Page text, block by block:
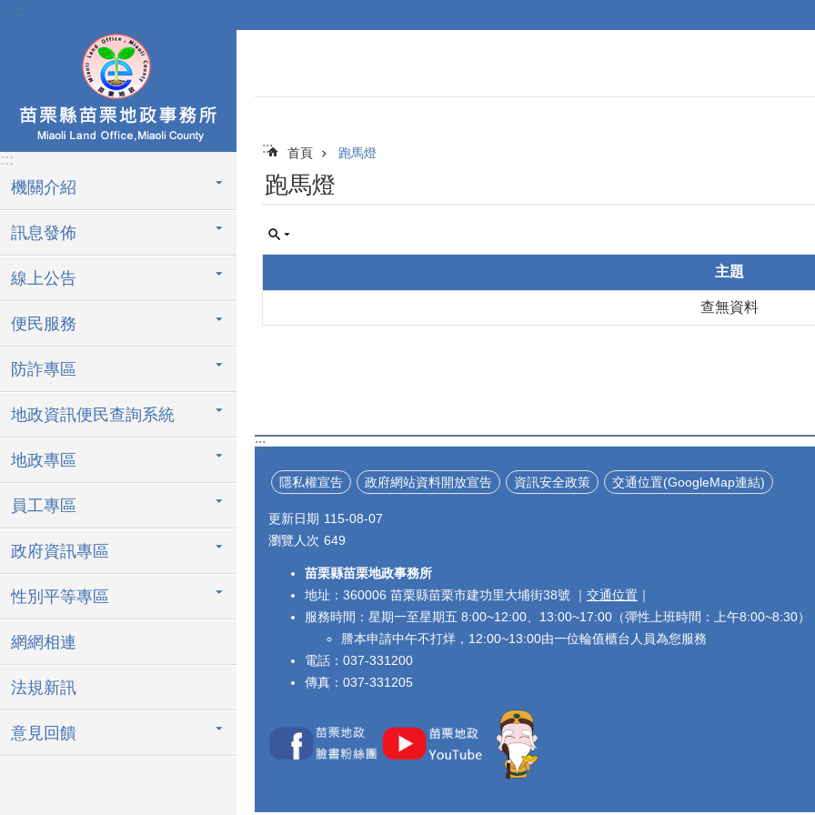
跳到主要內容區塊
:::
:::
機關介紹
訊息發佈
線上公告
便民服務
防詐專區
地政資訊便民查詢系統
地政專區
員工專區
政府資訊專區
性別平等專區
網網相連
法規新訊
意見回饋
::: 首頁 跑馬燈
跑馬燈
主題
查無資料
:::
隱私權宣告 政府網站資料開放宣告 資訊安全政策 交通位置(GoogleMap連結)
更新日期 115-08-07
瀏覽人次 649
苗栗縣苗栗地政事務所
地址：360006 苗栗縣苗栗市建功里大埔街38號 ｜ 交通位置 ｜
服務時間：星期一至星期五 8:00~12:00、13:00~17:00（彈性上班時間：上午8:00~8:30）
謄本申請中午不打烊，12:00~13:00由一位輪值櫃台人員為您服務
電話：037-331200
傳真：037-331205